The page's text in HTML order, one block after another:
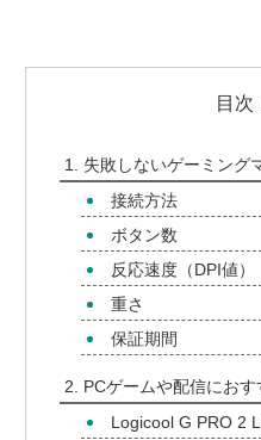
目次
失敗しないゲーミング
接続方法
ボタン数
反応速度（DPI値）
重さ
保証期間
PCゲームや配信にお
Logicool G PRO 2